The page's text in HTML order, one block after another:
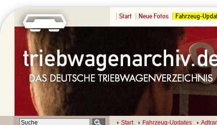
Start Neue Fotos Fahrzeug-
Start Fahrzeug-Updates